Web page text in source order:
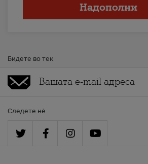
Надополни
Бидете во тек
Следете нè